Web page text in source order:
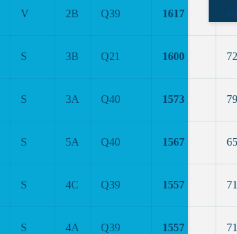
V 2B Q39 1617
S 3B Q21 1600
S 3A Q40 1573
S 5A Q40 1567
S 4C Q39 1557
S 4A Q39 1557